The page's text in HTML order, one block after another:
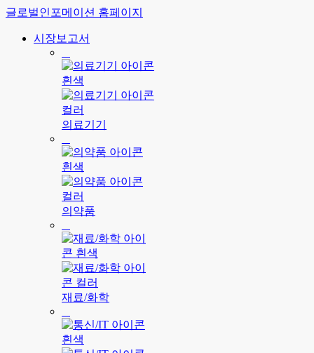
글로벌인포메이션 홈페이지
시장보고서
의료기기
의약품
재료/화학